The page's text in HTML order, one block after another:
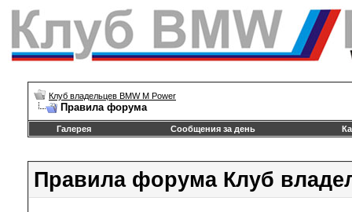
Клуб владельцев BMW M Power
Правила форума
Галерея Сообщения за день
Правила форума Клуб